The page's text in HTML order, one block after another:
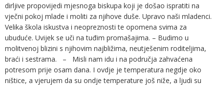
dirljive propovijedi mjesnoga biskupa koji je došao ispratiti na
vječni pokoj mlade i moliti za njihove duše. Upravo naši mladenci.
Velika škola iskustva i neopreznosti te opomena svima za
ubuduće. Uvijek se uči na tuđim promašajima. – Budimo u
molitvenoj blizini s njihovim najbližima, neutješenim roditeljima,
braći i sestrama. – Misli nam idu i na područja zahvaćena
potresom prije osam dana. I ovdje je temperatura negdje oko
ništice, a vjerujem da su ondje temperature još niže, a ljudi su